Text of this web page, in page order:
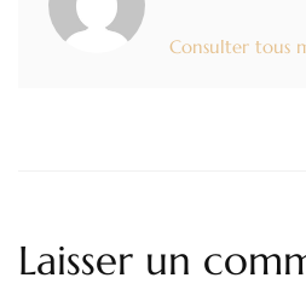
Consulter tous
Laisser un